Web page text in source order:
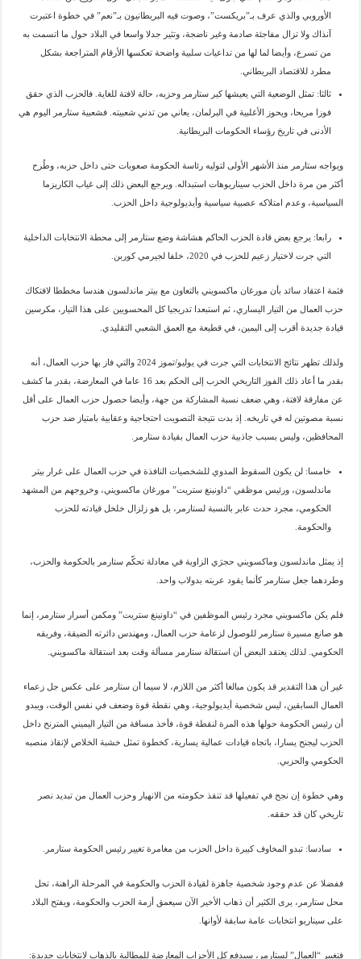
الأوروبي والذي عرف بـ”بريكست”، وصوت فيه البريطانيون بـ”نعم” في خطوة اعتبرت
آنذاك ولا تزال مفاجئة صادمة وغير ناضجة، وتثير جدلا واسعا في البلاد حول ما اتسمت به
من تسرع، وأيضا لما لها من تداعيات سلبية واضحة تعكسها الأرقام المتراجعة بشكل
مطرد للاقتصاد البريطاني.
ثالثا: تمثل الوضعية التي يعيشها كير ستارمر وحزبه، حالة لافتة للغاية. فالحزب الذي حقق
فوزا مريحا، ويحوز الأغلبية في البرلمان، يعاني من تدني شعبيته. فشعبية ستارمر اليوم هي
الأدنى في تاريخ رؤساء الحكومات البريطانية.
ويواجه ستارمر منذ الأشهر الأولى لتوليه رئاسة الحكومة صعوبات حتى داخل حزبه، وطُرح
أكثر من مرة داخل الحزب سيناريوهات استبداله. ويرجع البعض ذلك إلى غياب الكاريزما
السياسية، وعدم امتلاكه عصبية سياسية وأيديولوجية داخل الحزب.
رابعا: يرجع بعض قادة الحزب الحاكم هشاشة وضع ستارمر إلى محطة الانتخابات الداخلية
التي جرت لاختيار زعيم للحزب في 2020، خلفا لجيرمي كوربن.
فثمة اعتقاد سائد بأن مورغان ماكسويني بالتعاون مع بيتر ماندلسون هندسا مخططا لافتكاك
حزب العمال من التيار اليساري، ثم استبعدا تدريجيا كل المحسوبين على هذا التيار، مكرسين
قيادة جديدة أقرب إلى اليمين، في قطيعة مع العمق الشعبي التقليدي.
ولذلك تظهر نتائج الانتخابات التي جرت في يوليو/تموز 2024 والتي فاز بها حزب العمال، أنه
بقدر ما أعاد ذلك الفوز التاريخي الحزب إلى الحكم بعد 16 عاما في المعارضة، بقدر ما كشف
عن مفارقة لافتة، وهي ضعف نسبة المشاركة من جهة، وأيضا حصول حزب العمال على أقل
نسبة مصوتين له في تاريخه. إذ بدت نتيجة التصويت احتجاجية وعقابية بامتياز ضد حزب
المحافظين، وليس بسبب جاذبية حزب العمال بقيادة ستارمر.
خامسا: لن يكون السقوط المدوي للشخصيات النافذة في حزب العمال على غرار بيتر
ماندلسون، ورئيس موظفي “داونينغ ستريت” مورغان ماكسويني، وخروجهم من المشهد
الحكومي، مجرد حدث عابر بالنسبة لستارمر، بل هو زلزال خلخل قيادته للحزب
والحكومة.
إذ يمثل ماندلسون وماكسويني حجرَي الزاوية في معادلة تحكّم ستارمر بالحكومة والحزب،
وطردهما جعل ستارمر كأنما يقود عربته بدولاب واحد.
فلم يكن ماكسويني مجرد رئيس الموظفين في “داونينغ ستريت” ومكمن أسرار ستارمر، إنما
هو صانع مسيرة ستارمر للوصول لزعامة حزب العمال، ومهندس دائرته الضيقة، وفريقه
الحكومي. لذلك يعتقد البعض أن استقالة ستارمر مسألة وقت بعد استقالة ماكسويني.
غير أن هذا التقدير قد يكون مبالغا أكثر من اللازم، لا سيما أن ستارمر على عكس جل زعماء
العمال السابقين، ليس شخصية أيديولوجية، وهي نقطة قوة وضعف في نفس الوقت، ويبدو
أن رئيس الحكومة حولها هذه المرة لنقطة قوة، فأخذ مسافة من التيار اليميني المترنح داخل
الحزب ليجنح يسارا، باتجاه قيادات عمالية يسارية، كخطوة تمثل خشبة الخلاص لإنقاذ منصبه
الحكومي والحزبي.
وهي خطوة إن نجح في تفعيلها قد تنقذ حكومته من الانهيار وحزب العمال من تبديد نصر
تاريخي كان قد حققه.
سادسا: تبدو المخاوف كبيرة داخل الحزب من مغامرة تغيير رئيس الحكومة ستارمر.
ففضلا عن عدم وجود شخصية جاهزة لقيادة الحزب والحكومة في المرحلة الراهنة، تحل
محل ستارمر، يرى الكثير أن ذهاب الأخير الآن سيعمق أزمة الحزب والحكومة، ويفتح البلاد
على سيناريو انتخابات عامة سابقة لأوانها.
فتغيير “العمال” لستارمر، سيدفع كل الأحزاب المعارضة للمطالبة بالذهاب لانتخابات جديدة: